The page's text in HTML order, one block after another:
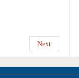
Next